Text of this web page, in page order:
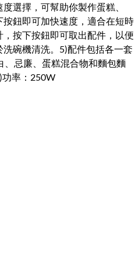
選擇，可幫助你製作蛋糕、
鈕即可加快速度，適合在短時
按下按鈕即可取出配件，以便
碗機清洗。5)配件包括各一套
、忌廉、蛋糕混合物和麵包麵
率：250W